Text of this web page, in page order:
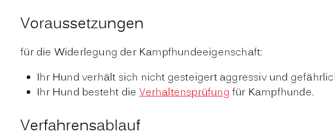
Voraussetzungen
für die Widerlegung der Kampfhundeeigenschaft:
Ihr Hund verhält sich nicht gesteigert aggressiv und
Ihr Hund besteht dieVerhaltensprüfung für Kampfhunde.
Verfahrensablauf